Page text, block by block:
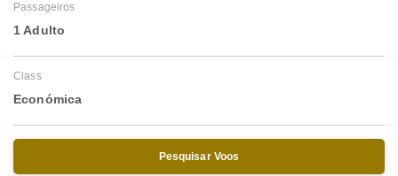
Passageiros
1 Adulto
Class
Económica
Pesquisar Voos